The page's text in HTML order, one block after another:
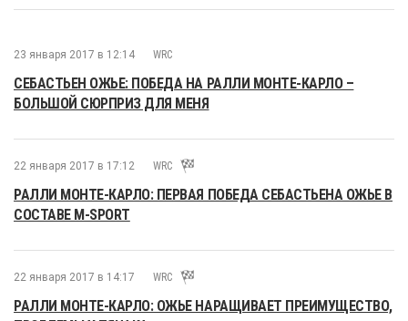
23 января 2017 в 12:14 WRC
СЕБАСТЬЕН ОЖЬЕ: ПОБЕДА НА РАЛЛИ МОНТЕ-КАРЛО –
БОЛЬШОЙ СЮРПРИЗ ДЛЯ МЕНЯ
22 января 2017 в 17:12 WRC
РАЛЛИ МОНТЕ-КАРЛО: ПЕРВАЯ ПОБЕДА СЕБАСТЬЕНА ОЖЬЕ В
СОСТАВЕ M-SPORT
22 января 2017 в 14:17 WRC
РАЛЛИ МОНТЕ-КАРЛО: ОЖЬЕ НАРАЩИВАЕТ ПРЕИМУЩЕСТВО,